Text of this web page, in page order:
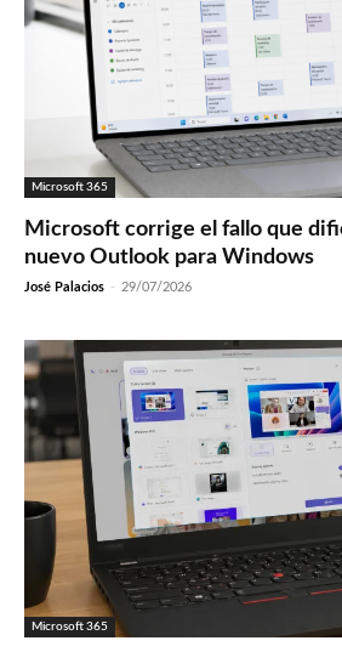
Microsoft 365
Microsoft corrige el fallo que
nuevo Outlook para Windows
José Palacios - 29/07/2026
Microsoft 365